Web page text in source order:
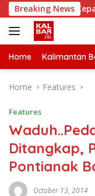
Skip
to
content
Breaking News
Minta Kepastian
Home Kalimantan
Home Features
Features
Ditangkap,
Pontianak
October 13, 2014